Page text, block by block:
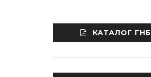
КАТАЛОГ ГНБ